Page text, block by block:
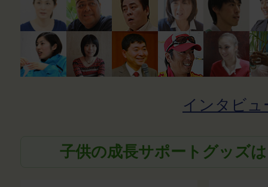
インタビュ
子供の成長サポートグッズ